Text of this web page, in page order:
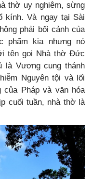
thờ uy nghiêm, sừng
kính. Và ngay tại Sài
phải bối cảnh của
phẩm kia nhưng nó
tên gọi Nhà thờ Đức
là Vương cung thánh
Nguyên tội và lối
Pháp và văn hóa
cuối tuần, nhà thờ là